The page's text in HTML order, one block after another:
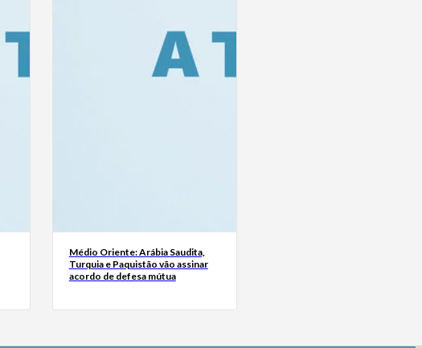
Médio Oriente: Arábia Saudita,
Turquia e Paquistão vão assinar
acordo de defesa mútua